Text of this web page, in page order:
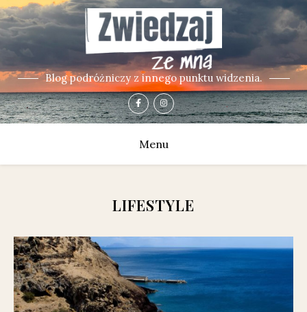
Blog podróżniczy z innego punktu widzenia.
Menu
LIFESTYLE